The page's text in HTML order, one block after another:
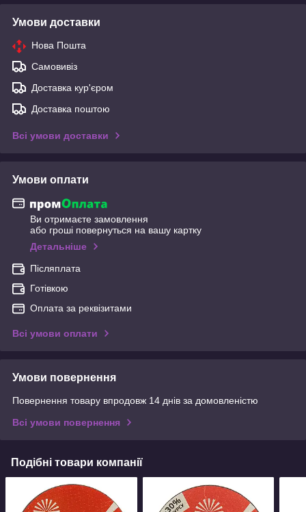
Умови доставки
Нова Пошта
Самовивіз
Доставка кур'єром
Доставка поштою
Всі умови доставки
Умови оплати
Ви отримаєте замовлення
або гроші повернуться на вашу картку
Детальніше
Післяплата
Готівкою
Оплата за реквізитами
Всі умови оплати
Умови повернення
Повернення товару впродовж 14 днів за домовленістю
Всі умови повернення
Подібні товари компанії